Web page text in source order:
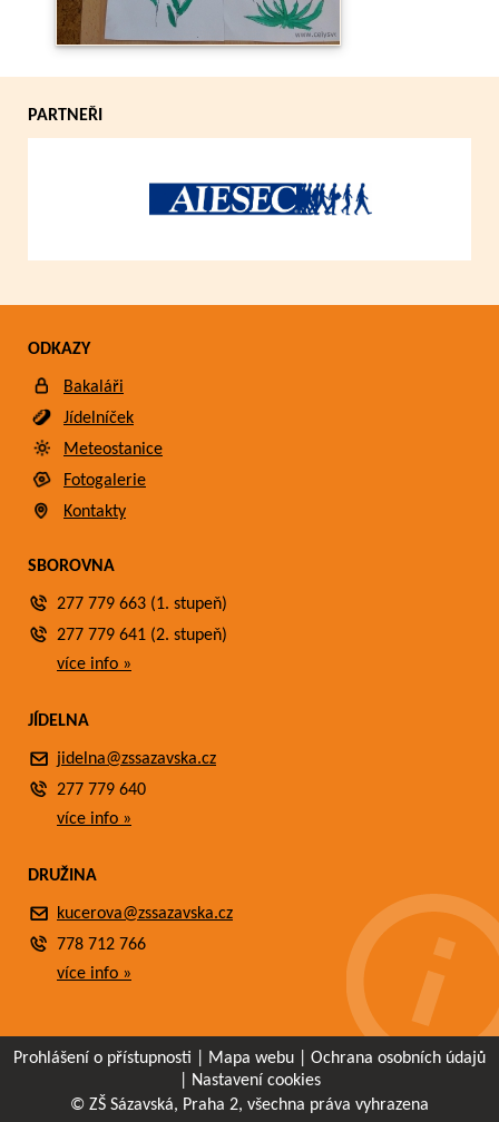
PARTNEŘI
ODKAZY
Bakaláři
Jídelníček
Meteostanice
Fotogalerie
Kontakty
SBOROVNA
277 779 663 (1. stupeň)
277 779 641 (2. stupeň)
více info »
JÍDELNA
jidelna@zssazavska.cz
277 779 640
více info »
DRUŽINA
kucerova@zssazavska.cz
778 712 766
více info »
Prohlášení o přístupnosti Mapa webu
Ochrana osobních údajů
Nastavení cookies
© ZŠ Sázavská, Praha 2, všechna práva vyhrazena